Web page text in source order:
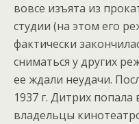
вовсе изъята из
студии (на этом его
фактически
сниматься у других
ее ждали неудачи.
1937 г. Дитрих попала
владельцы